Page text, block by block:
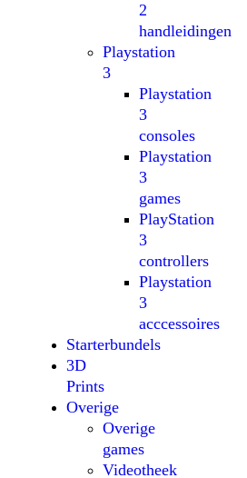
2
handleidingen
Playstation
3
Playstation
3
consoles
Playstation
3
games
PlayStation
3
controllers
Playstation
3
acccessoires
Starterbundels
3D
Prints
Overige
Overige
games
Videotheek